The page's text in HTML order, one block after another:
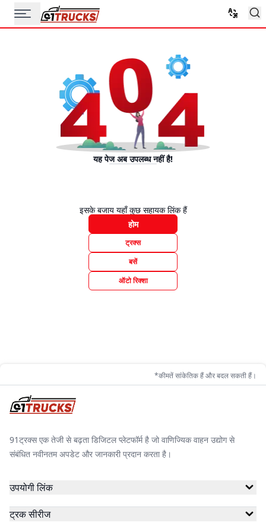
यह पेज अब उपलब्ध नहीं है!
इसके बजाय यहाँ कुछ सहायक लिंक हैं
होम
ट्रक्स
बसें
ऑटो रिक्शा
*कीमतें सांकेतिक हैं और बदल सकती हैं।
91ट्रक्स एक तेजी से बढ़ता डिजिटल प्लेटफॉर्म है जो वाणिज्यिक वाहन उद्योग से
संबंधित नवीनतम अपडेट और जानकारी प्रदान करता है।
उपयोगी लिंक
ट्रक सीरीज